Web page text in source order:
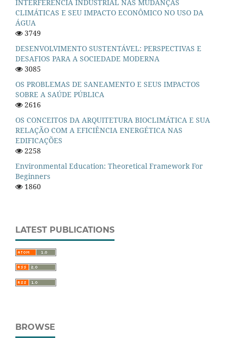
INTERFERÊNCIA INDUSTRIAL NAS MUDANÇAS
CLIMÁTICAS E SEU IMPACTO ECONÔMICO NO USO DA
ÁGUA
3749
DESENVOLVIMENTO SUSTENTÁVEL: PERSPECTIVAS E
DESAFIOS PARA A SOCIEDADE MODERNA
3085
OS PROBLEMAS DE SANEAMENTO E SEUS IMPACTOS
SOBRE A SAÚDE PÚBLICA
2616
OS CONCEITOS DA ARQUITETURA BIOCLIMÁTICA E SUA
RELAÇÃO COM A EFICIÊNCIA ENERGÉTICA NAS
EDIFICAÇÕES
2258
Environmental Education: Theoretical Framework For
Beginners
1860
LATEST PUBLICATIONS
BROWSE